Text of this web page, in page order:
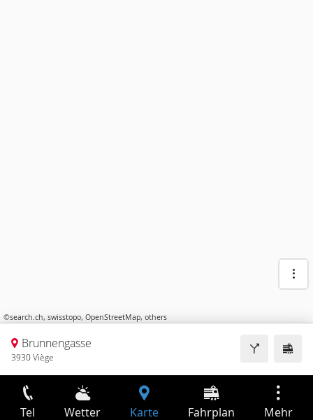
©search.ch, swisstopo, OpenStreetMap, others
Brunnengasse
3930 Viège
Tel Wetter Karte Fahrplan Mehr